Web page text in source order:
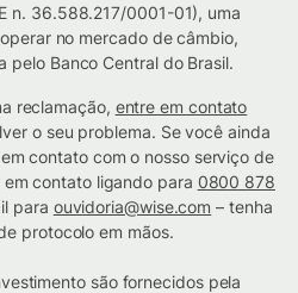
n. 36.588.217/0001-01), uma
no mercado de câmbio,
pelo Banco Central do Brasil.
reclamação, entre em contato
o seu problema. Se você ainda
contato com o nosso serviço de
contato ligando para 0800 878
para ouvidoria@wise.com – tenha
protocolo em mãos.
são fornecidos pela